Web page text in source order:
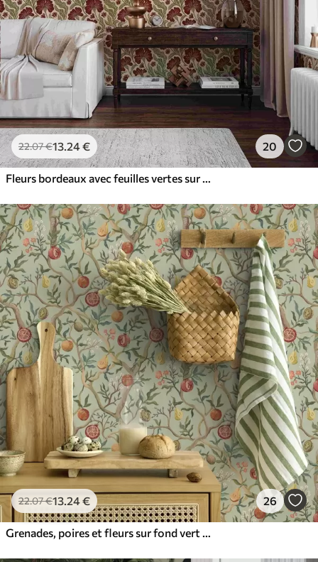
22.07€13.24€ 20
Fleurs bordeaux avec feuilles vertes sur fond clair
22.07€13.24€ 26
Grenades, poires et fleurs sur fond vert pâle